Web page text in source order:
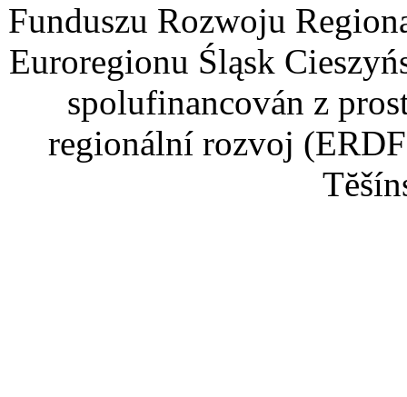
Funduszu Rozwoju
Euroregionu Śląsk
spolufinancován z
regionální rozvoj